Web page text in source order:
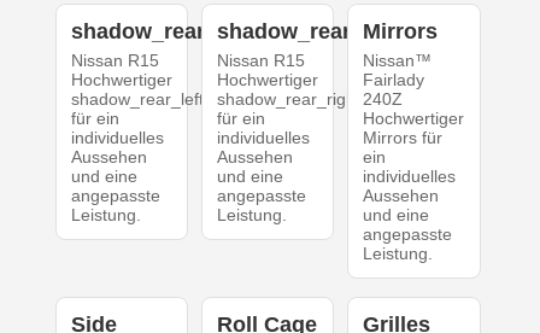
shadow_rear_left
Nissan R15
Hochwertiger
shadow_rear_left
für ein
individuelles
Aussehen
und eine
angepasste
Leistung.
shadow_rear_right
Nissan R15
Hochwertiger
shadow_rear_right
für ein
individuelles
Aussehen
und eine
angepasste
Leistung.
Mirrors
Nissan™
Fairlady
240Z
Hochwertiger
Mirrors für
ein
individuelles
Aussehen
und eine
angepasste
Leistung.
Side
Roll Cage Grilles